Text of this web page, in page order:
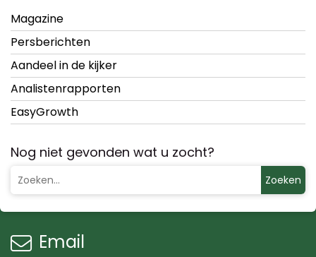
Magazine
Persberichten
Aandeel in de kijker
Analistenrapporten
EasyGrowth
Nog niet gevonden wat u zocht?
Zoeken
Email